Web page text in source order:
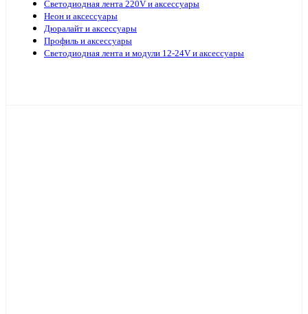
Светодиодная лента 220V и аксессуары
Неон и аксессуары
Дюралайт и аксессуары
Профиль и аксессуары
Светодиодная лента и модули 12-24V и аксессуары